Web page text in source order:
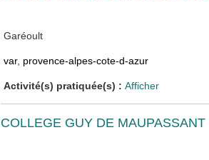
Garéoult
var, provence-alpes-cote-d-azur
Activité(s) pratiquée(s) : Afficher
COLLEGE GUY DE MAUPASSANT